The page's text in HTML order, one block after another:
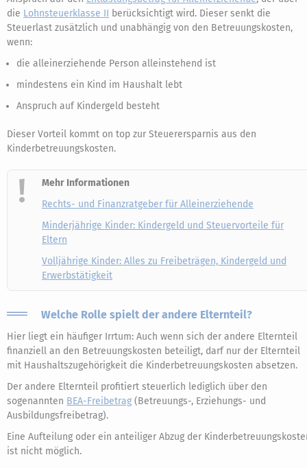
die Lohnsteuerklasse II berücksichtigt wird. Dieser senkt die
Steuerlast zusätzlich und unabhängig von den Betreuungskosten,
wenn:
die alleinerziehende Person alleinstehend ist
mindestens ein Kind im Haushalt lebt
Anspruch auf Kindergeld besteht
Dieser Vorteil kommt on top zur Steuerersparnis aus den
Kinderbetreuungskosten.
Mehr Informationen
Rechts- und Finanzratgeber für Alleinerziehende
Minderjährige Kinder: Kindergeld und Steuervorteile für
Eltern
Volljährige Kinder: Alles zu Freibeträgen, Kindergeld und
Erwerbstätigkeit
Welche Rolle spielt der andere Elternteil?
Hier liegt ein häufiger Irrtum: Auch wenn sich der andere Elternteil
finanziell an den Betreuungskosten beteiligt, darf nur der Elternteil
mit Haushaltszugehörigkeit die Kinderbetreuungskosten absetzen.
Der andere Elternteil profitiert steuerlich lediglich über den
sogenannten BEA-Freibetrag (Betreuungs-, Erziehungs- und
Ausbildungsfreibetrag).
Eine Aufteilung oder ein anteiliger Abzug der
ist nicht möglich.